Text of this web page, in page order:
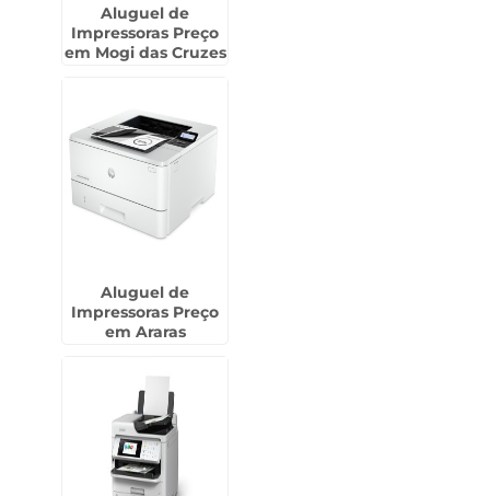
Aluguel de
Impressoras Preço
em Mogi das Cruzes
Aluguel de
Impressoras Preço
em Araras